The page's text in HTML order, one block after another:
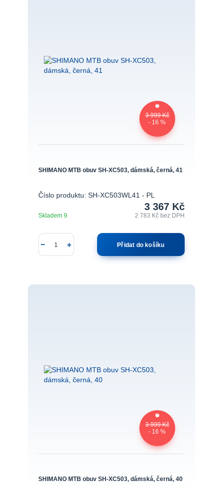
3 999 Kč
- 16 %
SHIMANO MTB obuv SH-XC503, dámská, černá, 41
Číslo produktu: SH-XC503WL41 - PL
3 367 Kč
2 783 Kč bez DPH
Skladem 9
Přidat do košíku
3 999 Kč
- 16 %
SHIMANO MTB obuv SH-XC503, dámská, černá, 40